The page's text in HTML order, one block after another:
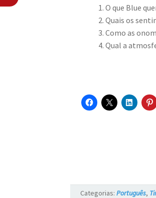
O que Blue
Quais os
Como as
Qual a
Categorias:Português,